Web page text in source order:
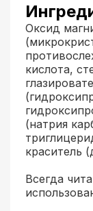
Оксид
кислота,
(натрия
краситель
Всегда